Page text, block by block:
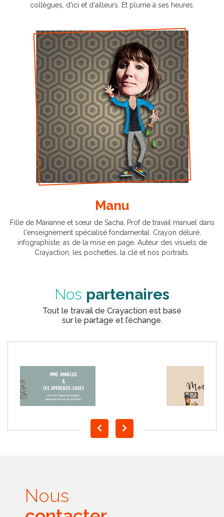
Fille de Marianne et sœur de Sacha. Prof de travail manuel dans
l'enseignement spécialisé fondamental. Crayon déluré,
infographiste, as de la mise en page. Auteur des visuels de
Crayaction, les pochettes, la clé et nos portraits.
Nos partenaires
Tout le travail de Crayaction est basé
sur le partage et l’échange.
Nous
contacter